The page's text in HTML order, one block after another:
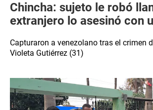
Chincha: sujeto le robó
extranjero lo asesinó con
Capturaron a venezolano tras el crimen
Violeta Gutiérrez (31)